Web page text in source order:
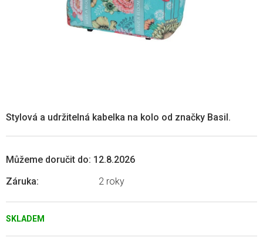
SKLADEM
Můžeme doručit do: 12.8.2026
Záruka: 2 roky
Stylová a udržitelná kabelka na kolo od značky Basil.